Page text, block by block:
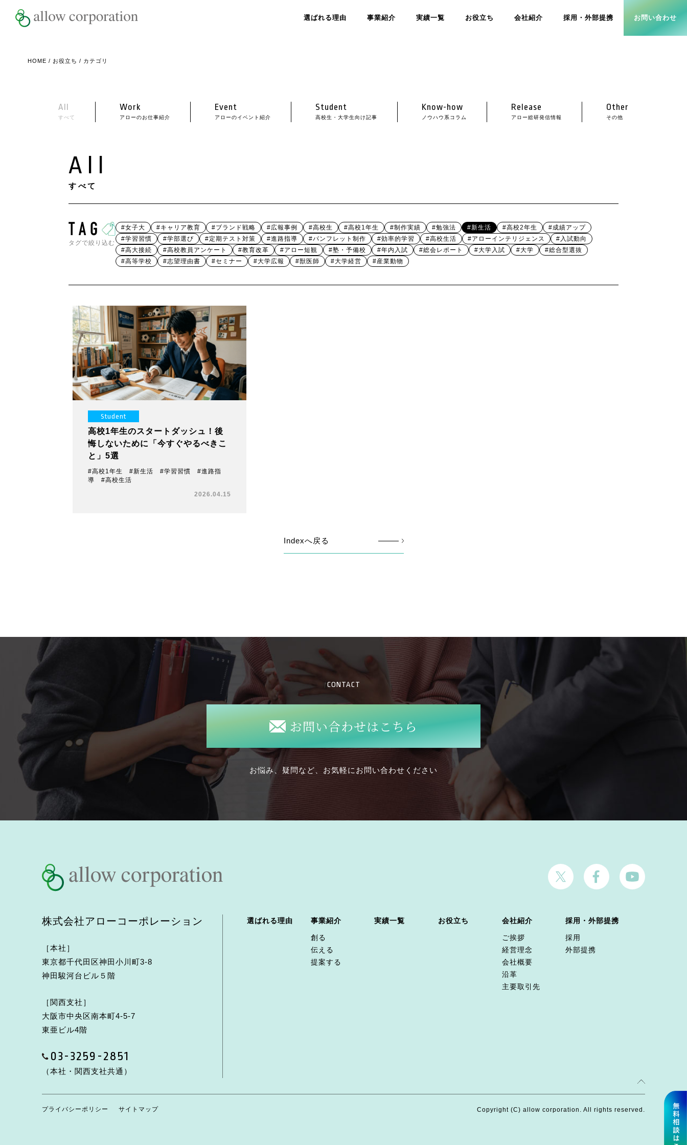
選ばれる理由 事業紹介 実績一覧 お役立ち 会社紹介 採用・外部提携 お問い合わせ
HOME / お役立ち / カテゴリ
All
すべて
Work
アローのお仕事紹介
Event
アローのイベント紹介
Student
高校生・大学生向け記事
Know-how
ノウハウ系コラム
Release
アロー総研発信情報
Other
その他
All
すべて
タグで絞り込む
#女子大 #キャリア教育 #ブランド戦略 #広報事例 #高校生 #高校1年生 #制作実績 #勉強法 #新生活 #高校2年生
#成績アップ
#学習習慣
#学部選び #定期テスト対策 #進路指導 #パンフレット制作 #効率的学習 #高校生活 #アローインテリジェンス
#入試動向
#高大接続
#高校教員アンケート #教育改革 #アロー短観 #塾・予備校 #年内入試 #総会レポート #大学入試 #大学
#総合型選抜
#高等学校
#志望理由書 #セミナー #大学広報 #獣医師 #大学経営 #産業動物
Student
高校1年生のスタートダッシュ！後
悔しないために「今すぐやるべきこ
と」5選
#高校1年生 #新生活 #学習習慣 #進路指
導 #高校生活
2026.04.15
Indexへ戻る
CONTACT
お問い合わせはこちら
お悩み、疑問など、お気軽にお問い合わせください
株式会社アローコーポレーション
［本社］
東京都千代田区神田小川町3-8
神田駿河台ビル５階
［関西支社］
大阪市中央区南本町4-5-7
東亜ビル4階
03-3259-2851
（本社・関西支社共通）
選ばれる理由 事業紹介
創る
伝える
提案する
実績一覧 お役立ち 会社紹介
ご挨拶
経営理念
会社概要
沿革
主要取引先
採用・外部提携
採用
外部提携
プライバシーポリシー サイトマップ Copyright (C) allow corporation. All rights reserved.